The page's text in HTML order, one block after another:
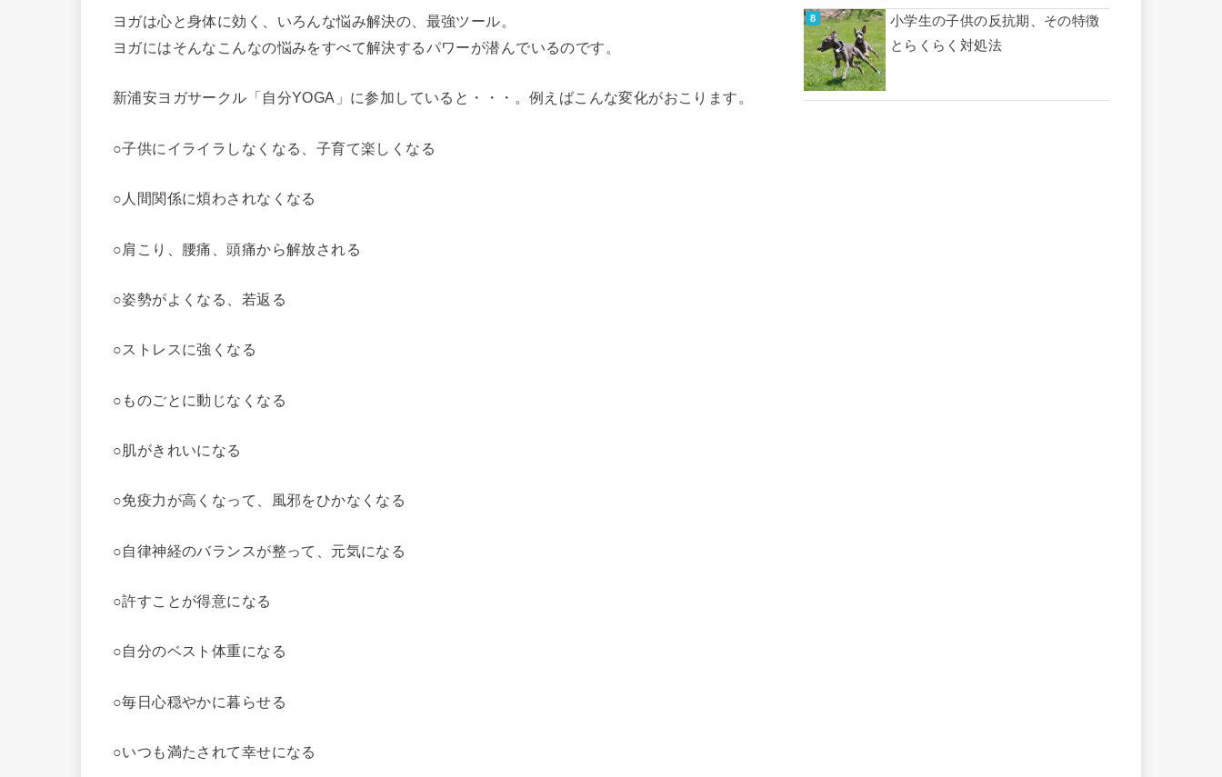
ヨガは心と身体に効く、いろんな悩み解決の、最強ツール。
ヨガにはそんなこんなの悩みをすべて解決するパワーが潜んでいるのです。
新浦安ヨガサークル「自分YOGA」に参加していると・・・。例えばこんな変化がおこります。
○子供にイライラしなくなる、子育て楽しくなる
○人間関係に煩わされなくなる
○肩こり、腰痛、頭痛から解放される
○姿勢がよくなる、若返る
○ストレスに強くなる
○ものごとに動じなくなる
○肌がきれいになる
○免疫力が高くなって、風邪をひかなくなる
○自律神経のバランスが整って、元気になる
○許すことが得意になる
○自分のベスト体重になる
○毎日心穏やかに暮らせる
○いつも満たされて幸せになる
小学生の子供の反抗期、その特徴
とらくらく対処法